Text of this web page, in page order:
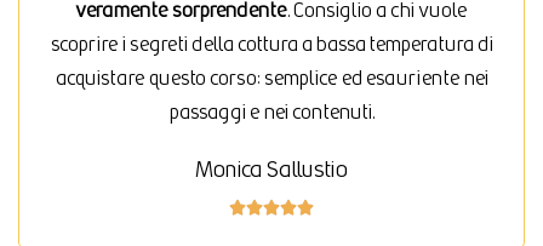
veramente sorprendente. Consiglio a chi vuole
scoprire i segreti della cottura a bassa temperatura di
acquistare questo corso: semplice ed esauriente nei
passaggi e nei contenuti.
Monica Sallustio
